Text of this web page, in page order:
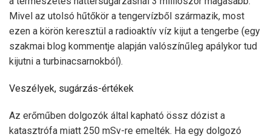
Mivel az utolsó hűtőkör a tengervízből származik, most
ezen a körön keresztül a radioaktív víz kijut a tengerbe (egy
szakmai blog kommentje alapján valószínűleg apálykor tud
kijutni a turbinacsarnokból).
Veszélyek, sugárzás-értékek
Az erőműben dolgozók által kapható össz dózist a
katasztrófa miatt 250 mSv-re emelték. Ha egy dolgozó